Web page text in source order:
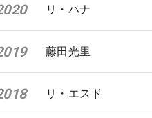
リ・ハナ
藤田光里
リ・エスド